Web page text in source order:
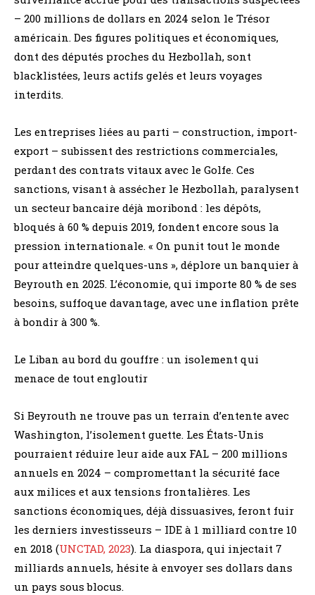
– 200 millions de dollars en 2024 selon le Trésor
américain. Des figures politiques et économiques,
dont des députés proches du Hezbollah, sont
blacklistées, leurs actifs gelés et leurs voyages
interdits.
Les entreprises liées au parti – construction, import-
export – subissent des restrictions commerciales,
perdant des contrats vitaux avec le Golfe. Ces
sanctions, visant à assécher le Hezbollah, paralysent
un secteur bancaire déjà moribond : les dépôts,
bloqués à 60 % depuis 2019, fondent encore sous la
pression internationale. « On punit tout le monde
pour atteindre quelques-uns », déplore un banquier à
Beyrouth en 2025. L’économie, qui importe 80 % de ses
besoins, suffoque davantage, avec une inflation prête
à bondir à 300 %.
Le Liban au bord du gouffre : un isolement qui
menace de tout engloutir
Si Beyrouth ne trouve pas un terrain d’entente avec
Washington, l’isolement guette. Les États-Unis
pourraient réduire leur aide aux FAL – 200 millions
annuels en 2024 – compromettant la sécurité face
aux milices et aux tensions frontalières. Les
sanctions économiques, déjà dissuasives, feront fuir
les derniers investisseurs – IDE à 1 milliard contre 10
en 2018 (UNCTAD, 2023). La diaspora, qui injectait 7
milliards annuels, hésite à envoyer ses dollars dans
un pays sous blocus.